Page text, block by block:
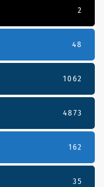
2
48
1062
4873
162
35